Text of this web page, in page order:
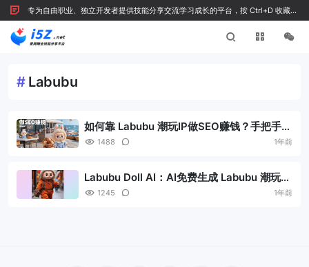
专为自由职业、独立开发者提供技能分享交流学习成长的平台，按 Ctrl+D 收藏我
们
# Labubu
如何靠 Labubu 潮玩IP做SEO赚钱？手把手教
你获取垂直领域的精准流量
1488 1年前
Labubu Doll AI：AI免费生成 Labubu 潮玩！
无需抢购，轻松实现 Labubu 自由
1245 1年前